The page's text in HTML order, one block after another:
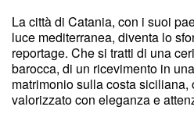
La città di Catania, con i suoi
luce mediterranea, diventa lo
reportage. Che si tratti di una
barocca, di un ricevimento in
matrimonio sulla costa
valorizzato con eleganza e